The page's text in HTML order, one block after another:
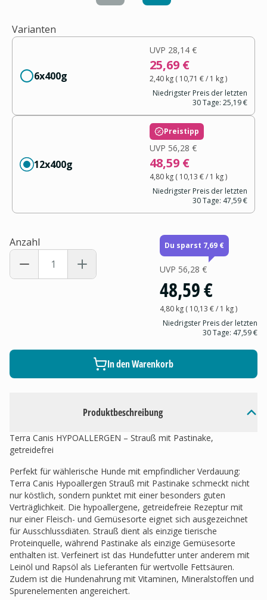
Produktbeschreibung
Terra Canis HYPOALLERGEN – Strauß mit Pastinake,
getreidefrei
Perfekt für wählerische Hunde mit empfindlicher Verdauung:
Terra Canis Hypoallergen Strauß mit Pastinake schmeckt nicht
nur köstlich, sondern punktet mit einer besonders guten
Verträglichkeit. Die hypoallergene, getreidefreie Rezeptur mit
nur einer Fleisch- und Gemüsesorte eignet sich ausgezeichnet
für Ausschlussdiäten. Strauß dient als einzige tierische
Proteinquelle, während Pastinake als einzige Gemüsesorte
enthalten ist. Verfeinert ist das Hundefutter unter anderem mit
Leinöl und Rapsöl als Lieferanten für wertvolle Fettsäuren.
Zudem ist die Hundenahrung mit Vitaminen, Mineralstoffen und
Spurenelementen angereichert.
Varianten
6x400g
UVP 28,14 €
25,69 €
2,40 kg( 10,71 €/ 1 kg)
Niedrigster Preis der letzten
30 Tage: 25,19 €
12x400g
Preistipp
UVP 56,28 €
48,59 €
4,80 kg( 10,13 €/ 1 kg)
Niedrigster Preis der letzten
30 Tage: 47,59 €
Anzahl Du sparst 7,69 €
UVP 56,28 €
48,59 €
4,80 kg( 10,13 €/ 1 kg)
Niedrigster Preis der letzten
30 Tage: 47,59 €
In den Warenkorb